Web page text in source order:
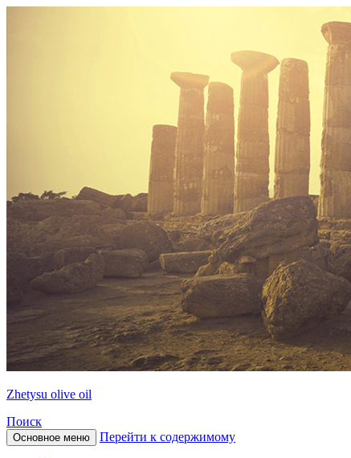
Zhetysu olive oil
Поиск
Основное меню Перейти к содержимому